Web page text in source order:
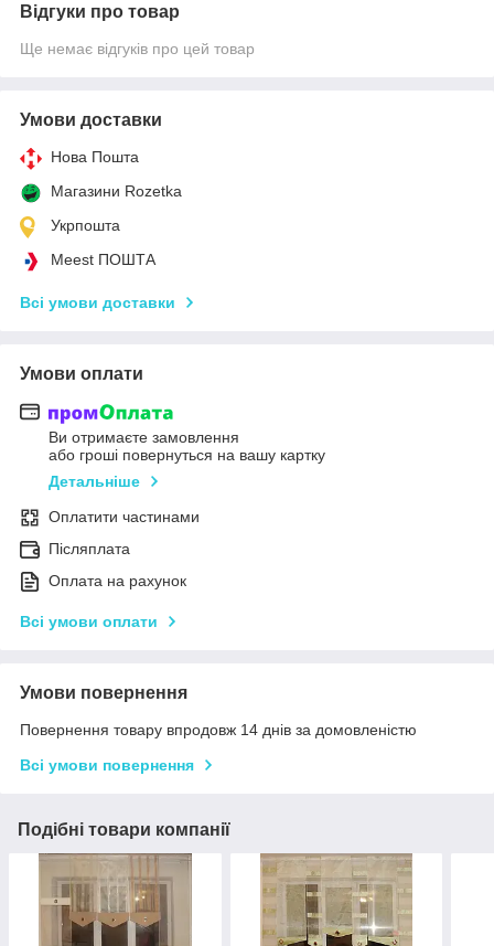
Відгуки про товар
Ще немає відгуків про цей товар
Умови доставки
Нова Пошта
Магазини Rozetka
Укрпошта
Meest ПОШТА
Всі умови доставки
Умови оплати
Ви отримаєте замовлення
або гроші повернуться на вашу картку
Детальніше
Оплатити частинами
Післяплата
Оплата на рахунок
Всі умови оплати
Умови повернення
Повернення товару впродовж 14 днів за домовленістю
Всі умови повернення
Подібні товари компанії